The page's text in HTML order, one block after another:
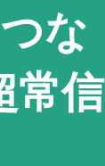
な
常信